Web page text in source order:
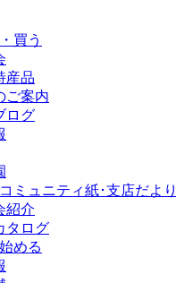
買う
産品
ご案内
ログ
ミュニティ紙･支店だより
紹介
タログ
める